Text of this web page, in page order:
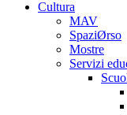
Cultura
MAV
SpaziØrso
Mostre
Servizi